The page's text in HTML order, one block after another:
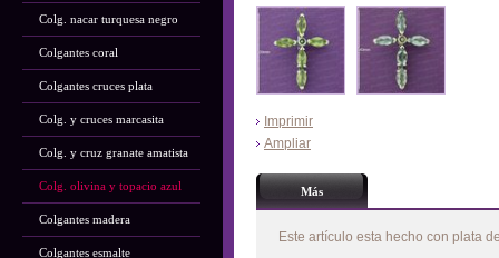
Colg. nacar turquesa negro
Colgantes coral
Colgantes cruces plata
Colg. y cruces marcasita
Colg. y cruz granate amatista
Colg. olivina y topacio azul
Colgantes madera
Colgantes esmalte
Imprimir
Ampliar
Más
Este artículo esta hecho con plata